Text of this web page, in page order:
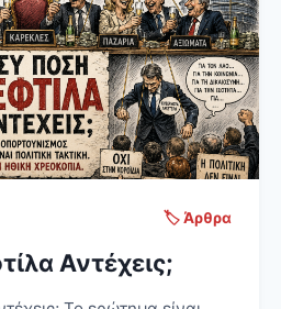
🏷️ Άρθρα
Αντέχεις;